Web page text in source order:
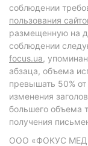
соблюдении
пользования
размещенную на
соблюдении
focus.ua,
абзаца, объема
превышать 50%
изменения
большего объема
получения
ООО «ФОКУС